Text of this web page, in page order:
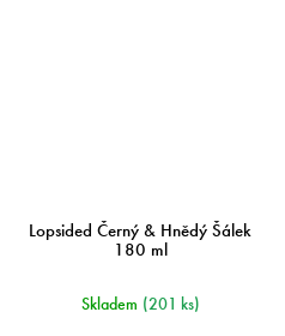
Lopsided Černý & Hnědý Šálek
180 ml
Skladem (201 ks)